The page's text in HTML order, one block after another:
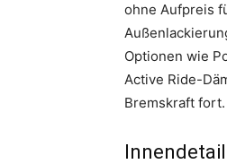
ohne Aufpreis
Optionen wie
Active Ride-
Bremskraft fort.